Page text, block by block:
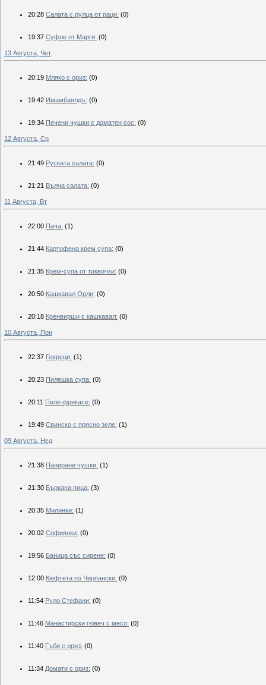
20:28 Салата с рулца от раци: (0)
19:37 Суфле от Марги: (0)
13 Августа, Чет
20:19 Мляко с ориз: (0)
19:42 Имамбаялдъ: (0)
19:34 Печени чушки с доматен сос: (0)
12 Августа, Ср
21:49 Руската салата: (0)
21:21 Вълча салата: (0)
11 Августа, Вт
22:00 Пача: (1)
21:44 Картофена крем супа: (0)
21:35 Крем-супа от тиквички: (0)
20:50 Кашкавал Орли: (0)
20:18 Кренвирши с кашкавал: (0)
10 Августа, Пон
22:37 Гевреци: (1)
20:23 Пилешка супа: (0)
20:11 Пиле фрикасе: (0)
19:49 Свинско с прясно зеле: (1)
09 Августа, Нед
21:38 Панирани чушки: (1)
21:30 Бъркана пица: (3)
20:35 Милинки: (1)
20:02 Софиянки: (0)
19:56 Баница със сирене: (0)
12:00 Кюфтета по Чирпански: (0)
11:54 Руло Стефани: (0)
11:46 Манастирски гювеч с месо: (0)
11:40 Гъби с ориз: (0)
11:34 Домати с ориз: (0)